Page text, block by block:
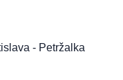
- Petržalka